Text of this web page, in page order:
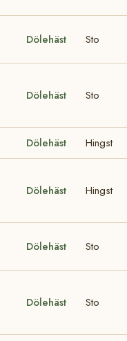
Dölehäst Sto
Dölehäst Sto
Dölehäst Hingst
Dölehäst Hingst
Dölehäst Sto
Dölehäst Sto